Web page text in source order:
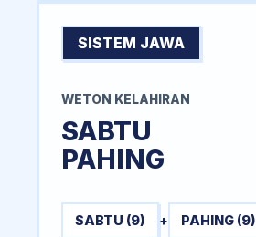
SISTEM JAWA
WETON KELAHIRAN
SABTU
PAHING
SABTU (9) + PAHING (9)